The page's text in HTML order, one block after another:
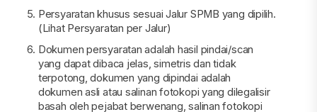
Persyaratan khusus sesuai Jalur SPMB yang dipilih.
(Lihat Persyaratan per Jalur)
Dokumen persyaratan adalah hasil pindai/scan
yang dapat dibaca jelas, simetris dan tidak
terpotong, dokumen yang dipindai adalah
dokumen asli atau salinan fotokopi yang dilegalisir
basah oleh pejabat berwenang, salinan fotokopi